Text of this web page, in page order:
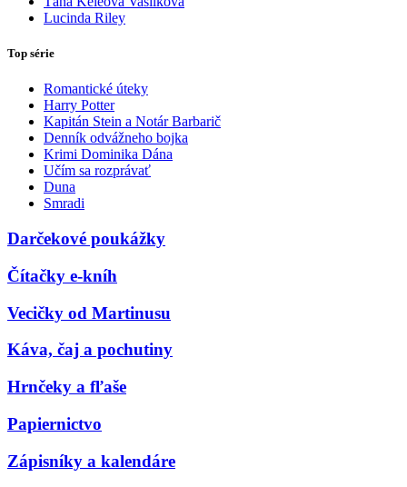
Lucinda Riley
Top série
Romantické úteky
Harry Potter
Kapitán Stein a Notár Barbarič
Denník odvážneho bojka
Krimi Dominika Dána
Učím sa rozprávať
Duna
Smradi
Darčekové poukážky
Čítačky e-kníh
Vecičky od Martinusu
Káva, čaj a pochutiny
Hrnčeky a fľaše
Papiernictvo
Zápisníky a kalendáre